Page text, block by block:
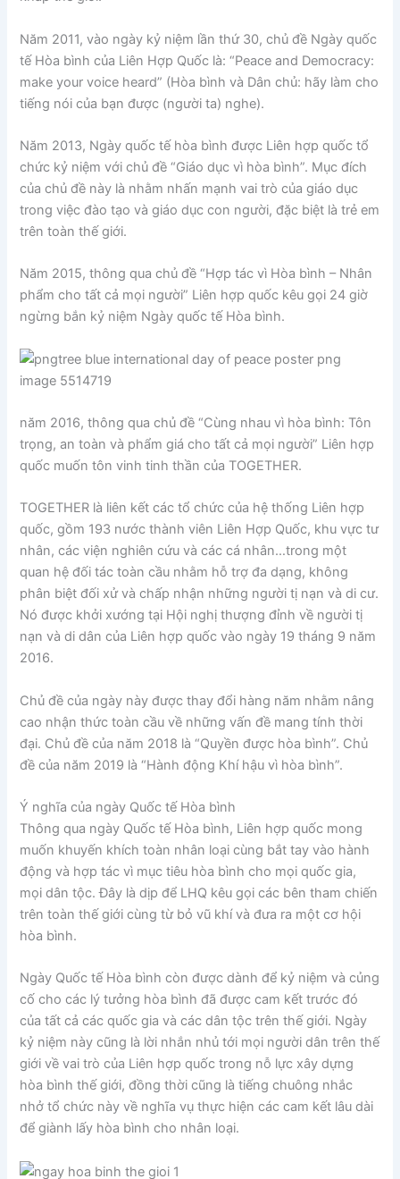
Năm 2011, vào ngày kỷ niệm lần thứ 30, chủ đề Ngày quốc
tế Hòa bình của Liên Hợp Quốc là: “Peace and Democracy:
make your voice heard” (Hòa bình và Dân chủ: hãy làm cho
tiếng nói của bạn được (người ta) nghe).
Năm 2013, Ngày quốc tế hòa bình được Liên hợp quốc tổ
chức kỷ niệm với chủ đề “Giáo dục vì hòa bình”. Mục đích
của chủ đề này là nhằm nhấn mạnh vai trò của giáo dục
trong việc đào tạo và giáo dục con người, đặc biệt là trẻ em
trên toàn thế giới.
Năm 2015, thông qua chủ đề “Hợp tác vì Hòa bình – Nhân
phẩm cho tất cả mọi người” Liên hợp quốc kêu gọi 24 giờ
ngừng bắn kỷ niệm Ngày quốc tế Hòa bình.
năm 2016, thông qua chủ đề “Cùng nhau vì hòa bình: Tôn
trọng, an toàn và phẩm giá cho tất cả mọi người” Liên hợp
quốc muốn tôn vinh tinh thần của TOGETHER.
TOGETHER là liên kết các tổ chức của hệ thống Liên hợp
quốc, gồm 193 nước thành viên Liên Hợp Quốc, khu vực tư
nhân, các viện nghiên cứu và các cá nhân…trong một
quan hệ đối tác toàn cầu nhằm hỗ trợ đa dạng, không
phân biệt đối xử và chấp nhận những người tị nạn và di cư.
Nó được khởi xướng tại Hội nghị thượng đỉnh về người tị
nạn và di dân của Liên hợp quốc vào ngày 19 tháng 9 năm
2016.
Chủ đề của ngày này được thay đổi hàng năm nhằm nâng
cao nhận thức toàn cầu về những vấn đề mang tính thời
đại. Chủ đề của năm 2018 là “Quyền được hòa bình”. Chủ
đề của năm 2019 là “Hành động Khí hậu vì hòa bình”.
Ý nghĩa của ngày Quốc tế Hòa bình
Thông qua ngày Quốc tế Hòa bình, Liên hợp quốc mong
muốn khuyến khích toàn nhân loại cùng bắt tay vào hành
động và hợp tác vì mục tiêu hòa bình cho mọi quốc gia,
mọi dân tộc. Đây là dịp để LHQ kêu gọi các bên tham chiến
trên toàn thế giới cùng từ bỏ vũ khí và đưa ra một cơ hội
hòa bình.
Ngày Quốc tế Hòa bình còn được dành để kỷ niệm và củng
cố cho các lý tưởng hòa bình đã được cam kết trước đó
của tất cả các quốc gia và các dân tộc trên thế giới. Ngày
kỷ niệm này cũng là lời nhắn nhủ tới mọi người dân trên thế
giới về vai trò của Liên hợp quốc trong nỗ lực xây dựng
hòa bình thế giới, đồng thời cũng là tiếng chuông nhắc
nhở tổ chức này về nghĩa vụ thực hiện các cam kết lâu dài
để giành lấy hòa bình cho nhân loại.